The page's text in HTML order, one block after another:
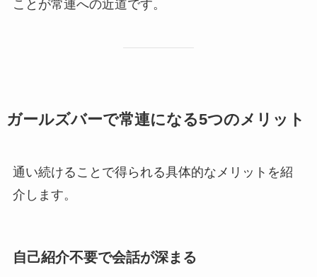
ことが常連への近道です。
ガールズバーで常連になる5つのメリット
通い続けることで得られる具体的なメリットを紹
介します。
自己紹介不要で会話が深まる